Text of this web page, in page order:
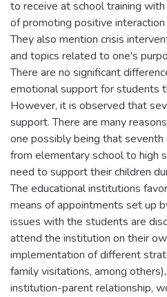
to receive at school training
of promoting positive
They also mention crisis
and topics related to one's
There are no significant
emotional support for students
However, it is observed that
support. There are many
one possibly being that seventh
from elementary school to high
need to support their children
The educational institutions
means of appointments set up
issues with the students are
attend the institution on their
implementation of different
family visitations, among
institution-parent relationship,